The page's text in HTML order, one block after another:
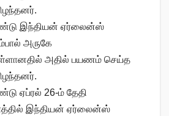
இந்தியன் ஏர்லைன்ஸ்
அருகே
அதில் பயணம் செய்த
ஏப்ரல் 26-ம் தேதி
இந்தியன் ஏர்லைன்ஸ்